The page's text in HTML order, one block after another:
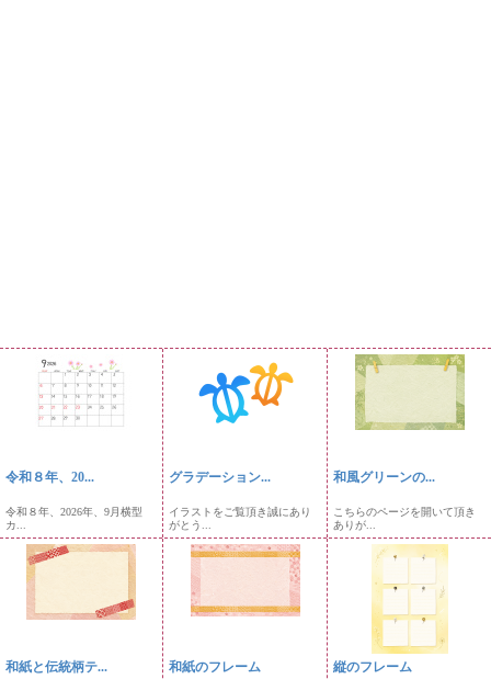
令和８年、20...
令和８年、2026年、9月横型
カ...
グラデーション...
イラストをご覧頂き誠にあり
がとう...
和風グリーンの...
こちらのページを開いて頂き
ありが...
和紙と伝統柄テ... 和紙のフレーム 縦のフレーム